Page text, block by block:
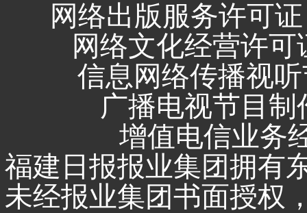
网络出版服务许可
网络文化经营许可
信息网络传播视
广播电视节目
增值电信业务
福建日报报业集团拥有
未经报业集团书面授权